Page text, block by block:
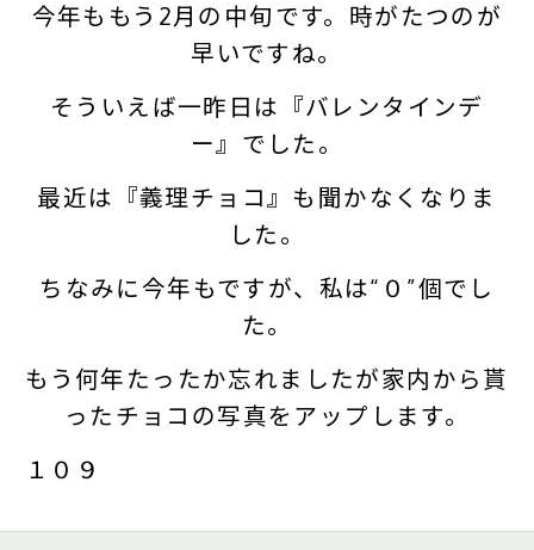
今年ももう2月の中旬です。時がたつのが
早いですね。
そういえば一昨日は『バレンタインデ
ー』でした。
最近は『義理チョコ』も聞かなくなりま
した。
ちなみに今年もですが、私は“０”個でし
た。
もう何年たったか忘れましたが家内から貰
ったチョコの写真をアップします。
１０９